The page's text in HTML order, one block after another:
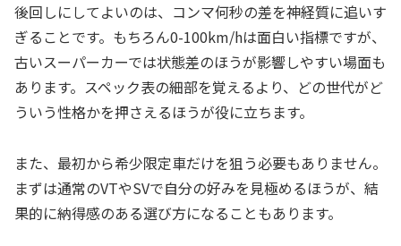
後回しにしてよいのは、コンマ何秒の差を神経質に追いす
ぎることです。もちろん0-100km/hは面白い指標ですが、
古いスーパーカーでは状態差のほうが影響しやすい場面も
あります。スペック表の細部を覚えるより、どの世代がど
ういう性格かを押さえるほうが役に立ちます。
また、最初から希少限定車だけを狙う必要もありません。
まずは通常のVTやSVで自分の好みを見極めるほうが、結
果的に納得感のある選び方になることもあります。